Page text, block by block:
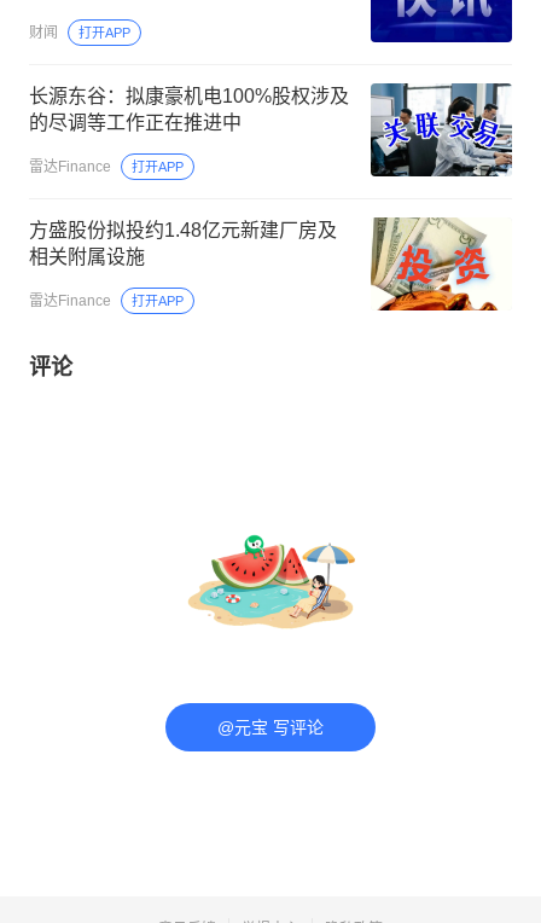
财闻 打开APP
长源东谷：拟康豪机电100%股权涉及
的尽调等工作正在推进中
雷达Finance 打开APP
方盛股份拟投约1.48亿元新建厂房及
相关附属设施
雷达Finance 打开APP
评论
@元宝 写评论